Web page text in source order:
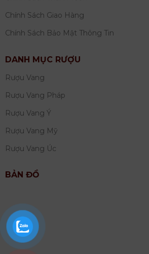
Chính Sách Giao Hàng
Chính Sách Bảo Mật Thông Tin
DANH MỤC RƯỢU
Rượu Vang
Rượu Vang Pháp
Rượu Vang Ý
Rượu Vang Mỹ
Rượu Vang Úc
BẢN ĐỒ